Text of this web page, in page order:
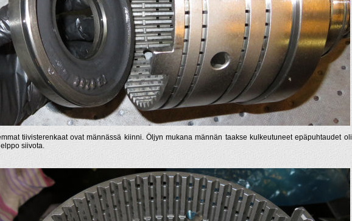
tiivisterenkaat ovat männässä kiinni. Öljyn mukana männän taakse kulkeutuneet epäpuhtaudet oli
siivota.